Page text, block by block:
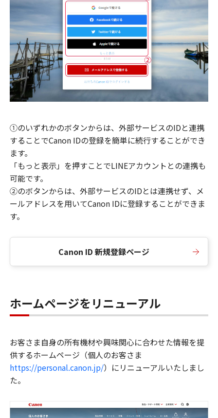
①のいずれかのボタンからは、外部サービスのIDと連携
することでCanon IDの登録を簡単に続行することができ
ます。
「もっと表示」を押すことでLINEアカウントとの連携も
可能です。
②のボタンからは、外部サービスのIDとは連携せず、メ
ールアドレスを用いてCanon IDに登録することができま
す。
Canon ID 新規登録ページ
ホームページをリニューアル
お客さま自身の所有機材や興味関心に合わせた情報を提
供するホームページ（個人のお客さま
https://personal.canon.jp/）にリニューアルいたしまし
た。